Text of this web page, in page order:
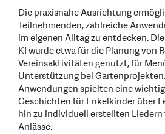
Die praxisnahe Ausrichtung
Teilnehmenden, zahlreiche
im eigenen Alltag zu entdecken.
KI wurde etwa für die Planung von
Vereinsaktivitäten genutzt, für
Unterstützung bei
Anwendungen spielten eine
Geschichten für Enkelkinder über
hin zu individuell erstellten Liedern
Anlässe.